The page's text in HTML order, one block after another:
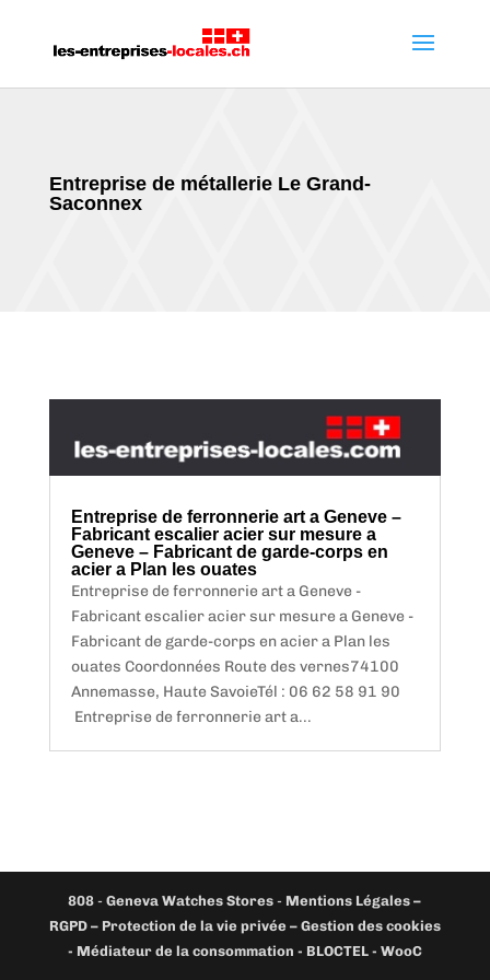
Entreprise de métallerie Le Grand-
Saconnex
Entreprise de ferronnerie art a Geneve –
Fabricant escalier acier sur mesure a
Geneve – Fabricant de garde-corps en
acier a Plan les ouates
Entreprise de ferronnerie art a Geneve -
Fabricant escalier acier sur mesure a Geneve -
Fabricant de garde-corps en acier a Plan les
ouates Coordonnées Route des vernes74100
Annemasse, Haute SavoieTél : 06 62 58 91 90
Entreprise de ferronnerie art a...
808 -Geneva Watches Stores - Mentions Légales –
RGPD – Protection de la vie privée – Gestion des cookies
- Médiateur de la consommation - BLOCTEL - WooC